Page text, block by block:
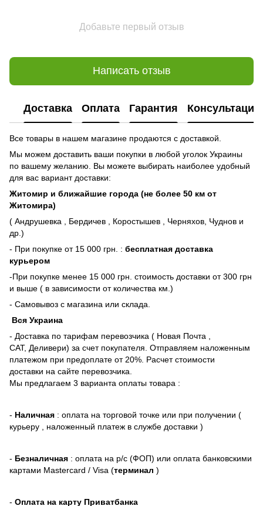
Добавьте первый отзыв
Написать отзыв
Доставка Оплата Гарантия Консультация
Все товары в нашем магазине продаются с доставкой.
Мы можем доставить ваши покупки в любой уголок Украины
по вашему желанию. Вы можете выбирать наиболее удобный
для вас вариант доставки:
Житомир и ближайшие города (не более 50 км от
Житомира)
( Андрушевка , Бердичев , Коростышев , Черняхов, Чуднов и
др.)
- При покупке от 15 000 грн. : бесплатная доставка
курьером
-При покупке менее 15 000 грн. стоимость доставки от 300 грн
и выше ( в зависимости от количества км.)
- Самовывоз с магазина или склада.
Вся Украина
- Доставка по тарифам перевозчика ( Новая Почта ,
САТ, Деливери) за счет покупателя. Отправляем наложенным
платежом при предоплате от 20%. Расчет стоимости
доставки на сайте перевозчика.
Мы предлагаем 3 варианта оплаты товара :
- Наличная : оплата на торговой точке или при получении (
курьеру , наложенный платеж в службе доставки )
- Безналичная : оплата на р/с (ФОП) или оплата банковскими
картами Mastercard / Visa (терминал )
- Оплата на карту Приватбанка